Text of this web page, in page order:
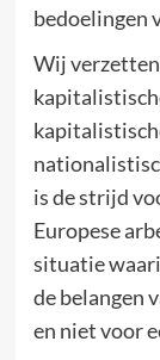
bedoelingen
Wij verzetten
is de strijd
Europese
situatie
de belangen
en niet voor